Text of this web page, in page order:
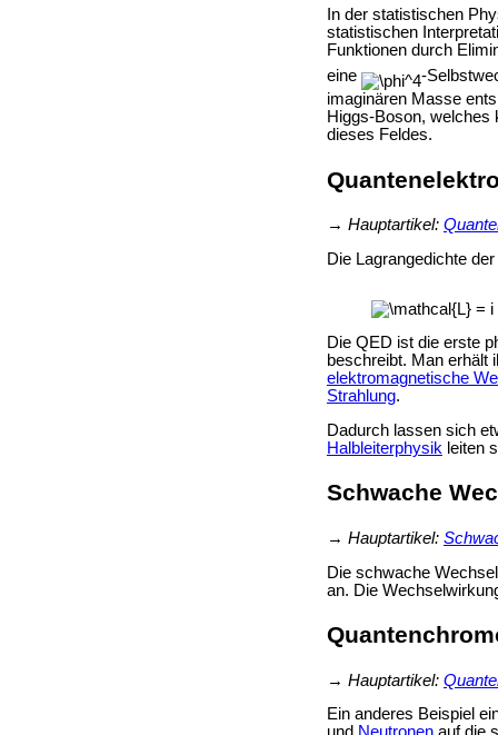
In der statistischen
statistischen
Funktionen durch
eine
-
imaginären Masse
Higgs-Boson, welches
dieses Feldes.
→ Hauptartikel:
Die Lagrangedichte
Die QED ist die erste
beschreibt. Man erhält
elektromagnetische
Strahlung.
Dadurch lassen sich
Halbleiterphysik leiten
Schwache
→ Hauptartikel:
Die schwache
an. Die
→ Hauptartikel:
Ein anderes Beispiel